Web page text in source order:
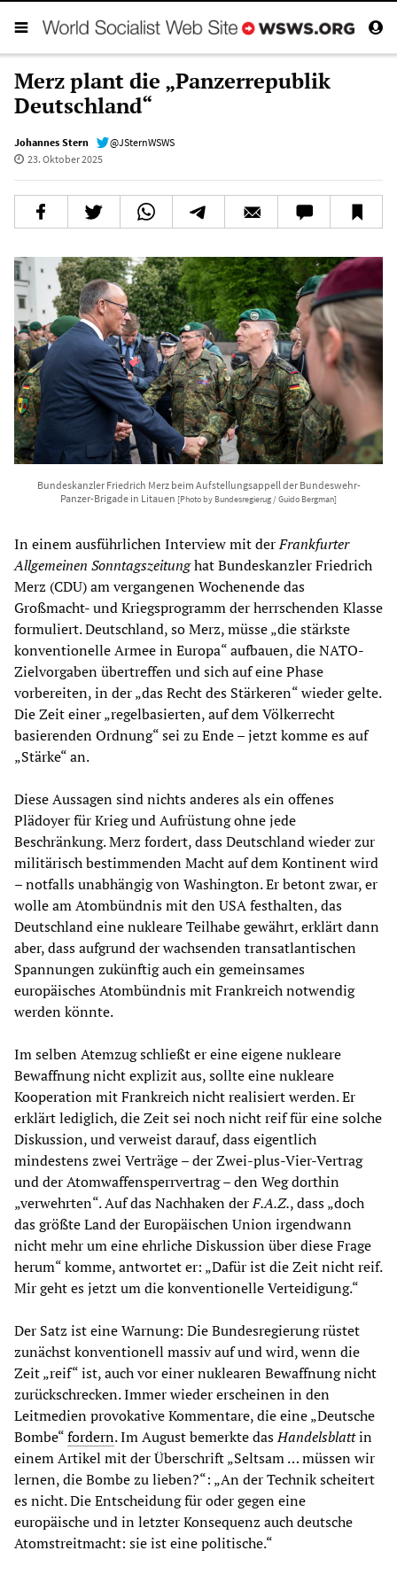
Merz plant die „Panzerrepublik
Deutschland“
Johannes Stern
@JSternWSWS
23. Oktober 2025
Bundeskanzler Friedrich Merz beim Aufstellungsappell der Bundeswehr-
Panzer-Brigade in Litauen [Photo by Bundesregierug / Guido Bergman]
In einem ausführlichen Interview mit derFrankfurter
Allgemeinen Sonntagszeitunghat Bundeskanzler Friedrich
Merz (CDU) am vergangenen Wochenende das
Großmacht- und Kriegsprogramm der herrschenden Klasse
formuliert. Deutschland, so Merz, müsse „die stärkste
konventionelle Armee in Europa“ aufbauen, die NATO-
Zielvorgaben übertreffen und sich auf eine Phase
vorbereiten, in der „das Recht des Stärkeren“ wieder gelte.
Die Zeit einer „regelbasierten, auf dem Völkerrecht
basierenden Ordnung“ sei zu Ende – jetzt komme es auf
„Stärke“ an.
Diese Aussagen sind nichts anderes als ein offenes
Plädoyer für Krieg und Aufrüstung ohne jede
Beschränkung. Merz fordert, dass Deutschland wieder zur
militärisch bestimmenden Macht auf dem Kontinent wird
– notfalls unabhängig von Washington. Er betont zwar, er
wolle am Atombündnis mit den USA festhalten, das
Deutschland eine nukleare Teilhabe gewährt, erklärt dann
aber, dass aufgrund der wachsenden transatlantischen
Spannungen zukünftig auch ein gemeinsames
europäisches Atombündnis mit Frankreich notwendig
werden könnte.
Im selben Atemzug schließt er eine eigene nukleare
Bewaffnung nicht explizit aus, sollte eine nukleare
Kooperation mit Frankreich nicht realisiert werden. Er
erklärt lediglich, die Zeit sei noch nicht reif für eine solche
Diskussion, und verweist darauf, dass eigentlich
mindestens zwei Verträge – der Zwei-plus-Vier-Vertrag
und der Atomwaffensperrvertrag – den Weg dorthin
„verwehrten“. Auf das Nachhaken derF.A.Z., dass „doch
das größte Land der Europäischen Union irgendwann
nicht mehr um eine ehrliche Diskussion über diese Frage
herum“ komme, antwortet er: „Dafür ist die Zeit nicht reif.
Mir geht es jetzt um die konventionelle Verteidigung.“
Der Satz ist eine Warnung: Die Bundesregierung rüstet
zunächst konventionell massiv auf und wird, wenn die
Zeit „reif“ ist, auch vor einer nuklearen Bewaffnung nicht
zurückschrecken. Immer wieder erscheinen in den
Leitmedien provokative Kommentare, die eine „Deutsche
Bombe“fordern. Im August bemerkte dasHandelsblattin
einem Artikel mit der Überschrift „Seltsam … müssen wir
lernen, die Bombe zu lieben?“: „An der Technik scheitert
es nicht. Die Entscheidung für oder gegen eine
europäische und in letzter Konsequenz auch deutsche
Atomstreitmacht: sie ist eine politische.“